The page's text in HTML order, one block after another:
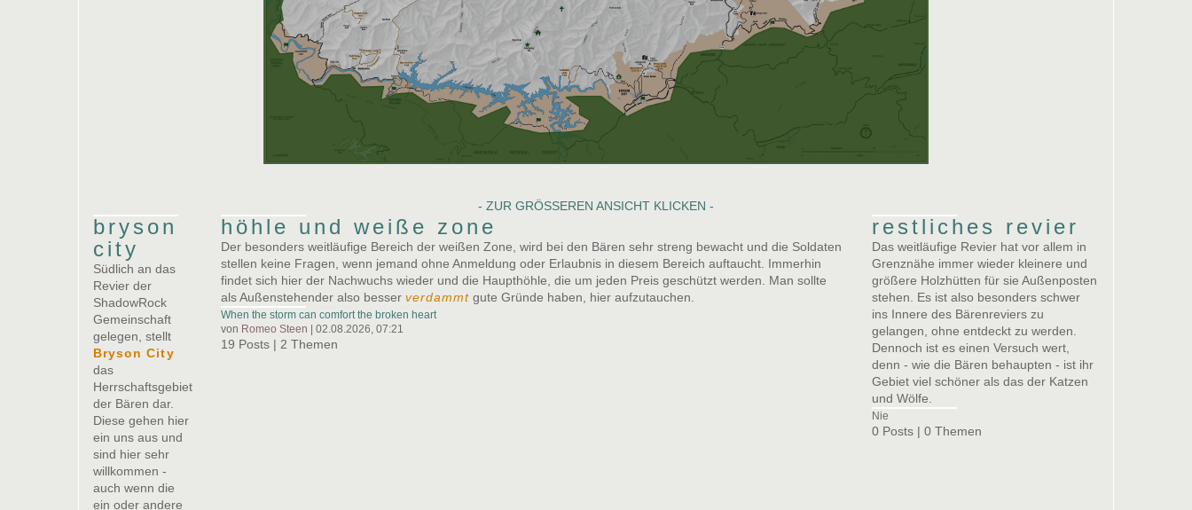
- ZUR GRÖSSEREN ANSICHT KLICKEN -
bryson
city
Südlich an das
Revier der
ShadowRock
Gemeinschaft
gelegen, stellt
Bryson City
das
Herrschaftsgebiet
der Bären dar.
Diese gehen hier
ein uns aus und
sind hier sehr
willkommen -
auch wenn die
ein oder andere
höhle und weiße zone
Der besonders weitläufige Bereich der weißen Zone, wird bei den Bären sehr streng bewacht und die Soldaten
stellen keine Fragen, wenn jemand ohne Anmeldung oder Erlaubnis in diesem Bereich auftaucht. Immerhin
findet sich hier der Nachwuchs wieder und die Haupthöhle, die um jeden Preis geschützt werden. Man sollte
als Außenstehender also besser verdammt gute Gründe haben, hier aufzutauchen.
When the storm can comfort the broken heart
von Romeo Steen | 02.08.2026, 07:21
19 Posts | 2 Themen
restliches revier
Das weitläufige Revier hat vor allem in
Grenznähe immer wieder kleinere und
größere Holzhütten für sie Außenposten
stehen. Es ist also besonders schwer
ins Innere des Bärenreviers zu
gelangen, ohne entdeckt zu werden.
Dennoch ist es einen Versuch wert,
denn - wie die Bären behaupten - ist ihr
Gebiet viel schöner als das der Katzen
und Wölfe.
Nie
0 Posts | 0 Themen